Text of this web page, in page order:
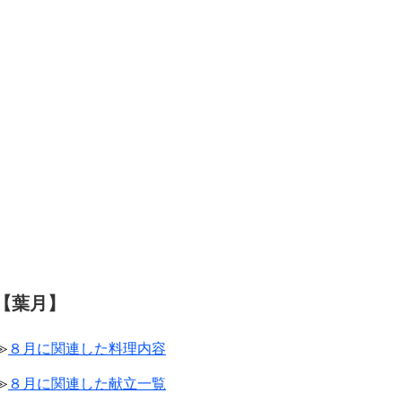
葉月】
８月に関連した料理内容
８月に関連した献立一覧